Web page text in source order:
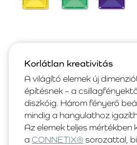
Korlátlan kreativitás
A világító elemek új
építésnek – a
diszkóig. Három fényerő
mindig a hangulathoz
Az elemek teljes mértékben
a CONNETIX®sorozattal,